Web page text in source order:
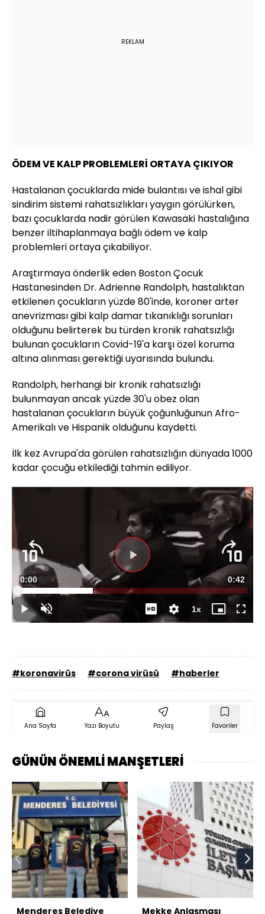
REKLAM
ÖDEM VE KALP PROBLEMLERİ ORTAYA ÇIKIYOR
Hastalanan çocuklarda mide bulantısı ve ishal gibi
sindirim sistemi rahatsızlıkları yaygın görülürken,
bazı çocuklarda nadir görülen Kawasaki hastalığına
benzer iltihaplanmaya bağlı ödem ve kalp
problemleri ortaya çıkabiliyor.
Araştırmaya önderlik eden Boston Çocuk
Hastanesinden Dr. Adrienne Randolph, hastalıktan
etkilenen çocukların yüzde 80'inde, koroner arter
anevrizması gibi kalp damar tıkanıklığı sorunları
olduğunu belirterek bu türden kronik rahatsızlığı
bulunan çocukların Covid-19'a karşı özel koruma
altına alınması gerektiği uyarısında bulundu.
Randolph, herhangi bir kronik rahatsızlığı
bulunmayan ancak yüzde 30'u obez olan
hastalanan çocukların büyük çoğunluğunun Afro-
Amerikalı ve Hispanik olduğunu kaydetti.
İlk kez Avrupa'da görülen rahatsızlığın dünyada 1000
kadar çocuğu etkilediği tahmin ediliyor.
DuraklatSesi
Aç
Süre
0:00 Toplam
Süre
0:42
Yüklendi:
1xOynatma
Hızı
Mini
oynatıcı
Tam
Ekran
#koronavirüs #corona virüsü #haberler
Ana Sayfa Yazı Boyutu Paylaş Favoriler
GÜNÜN ÖNEMLİ MANŞETLERİ
Menderes Belediye Mekke Anlaşması